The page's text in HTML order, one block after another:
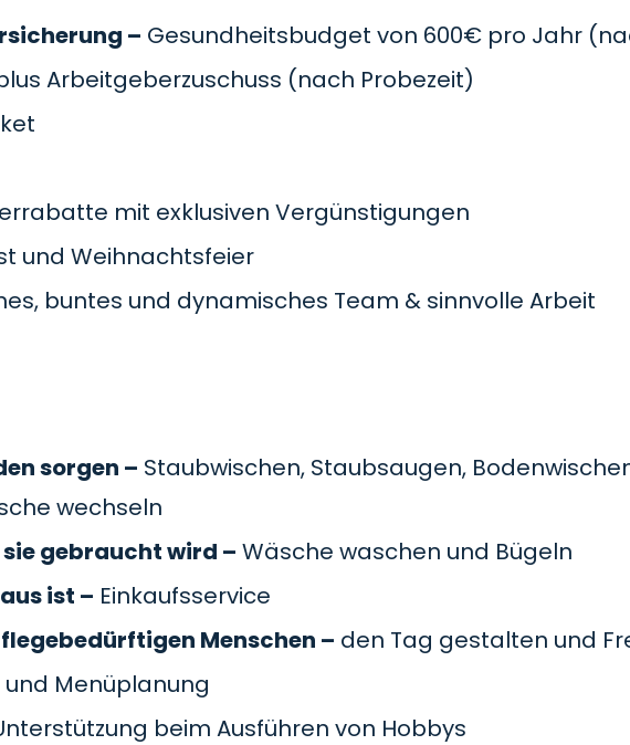
– Gesundheitsbudget von 600€ pro Jahr
Arbeitgeberzuschuss (nach Probezeit)
mit exklusiven Vergünstigungen
und Weihnachtsfeier
buntes und dynamisches Team & sinnvolle Arbeit
sorgen – Staubwischen, Staubsaugen,
wechseln
gebraucht wird – Wäsche waschen und Bügeln
ist – Einkaufsservice
Menschen – den Tag gestalten und
Menüplanung
beim Ausführen von Hobbys